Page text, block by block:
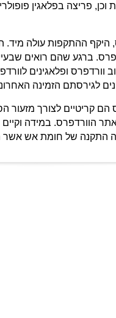
פריצה בפלאגין
ההתקפות עולה מיד.
ברגע שהם רואים
וורדפרס ופלאגינים
לגירסתם הזמינה
קריטיים לצורך מזעור
הוורדפרס. במידה
התקנה של חומת אש